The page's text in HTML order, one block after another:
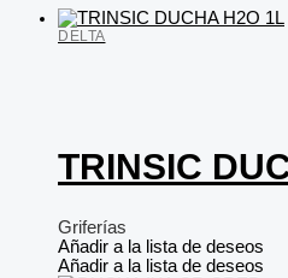
DELTA
TRINSIC
Griferías
Añadir a la lista de deseos
Añadir a la lista de deseos